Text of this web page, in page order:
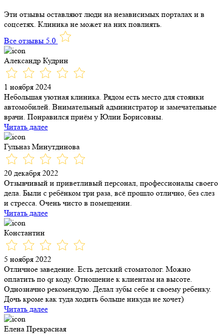
Эти отзывы оставляют люди на независимых порталах и в
соцсетях. Клиника не может на них повлиять.
Все отзывы 5.0
Александр Кудрин
1 ноября 2024
Небольшая уютная клиника. Рядом есть место для стоянки
автомобилей. Внимательный администратор и замечательные
врачи. Понравился приём у Юлии Борисовны.
Читать далее
Гульназ Минутдинова
20 декабря 2022
Отзывчивый и приветливый персонал, профессионалы своего
дела. Были с ребёнком три раза, всё прошло отлично, без слез
и стресса. Очень чисто в помещении.
Читать далее
Константин
5 ноября 2022
Отличное заведение. Есть детский стоматолог. Можно
оплатить по qr коду. Отношение к клиентам на высоте.
Однозначно рекомендую. Делал зубы себе и своему ребенку.
Дочь кроме как туда ходить больше никуда не хочет)
Читать далее
Елена Прекрасная